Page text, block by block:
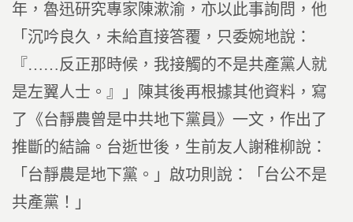
年，魯迅研究專家陳漱渝，亦以此事詢問，他
「沉吟良久，未給直接答覆，只委婉地說：
『……反正那時候，我接觸的不是共產黨人就
是左翼人士。』」陳其後再根據其他資料，寫
了《台靜農曾是中共地下黨員》一文，作出了
推斷的結論。台逝世後，生前友人謝稚柳說：
「台靜農是地下黨。」啟功則說：「台公不是
共產黨！」